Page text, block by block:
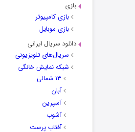
بازی
بازی کامپیوتر
بازی موبایل
دانلود سریال ایرانی
سریال‌های تلویزیونی
شبکه نمایش خانگی
۱۳ شمالی
آبان
آسپرین
آشوب
آفتاب پرست